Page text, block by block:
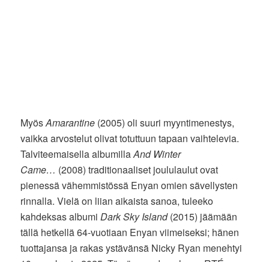
MyösAmarantine (2005) oli suuri myyntimenestys,
vaikka arvostelut olivat totuttuun tapaan vaihtelevia.
Talviteemaisella albumillaAnd Winter
Came… (2008) traditionaaliset joululaulut ovat
pienessä vähemmistössä Enyan omien sävellysten
rinnalla. Vielä on liian aikaista sanoa, tuleeko
kahdeksas albumiDark Sky Island(2015) jäämään
tällä hetkellä 64-vuotiaan Enyan viimeiseksi; hänen
tuottajansa ja rakas ystävänsä Nicky Ryan menehtyi